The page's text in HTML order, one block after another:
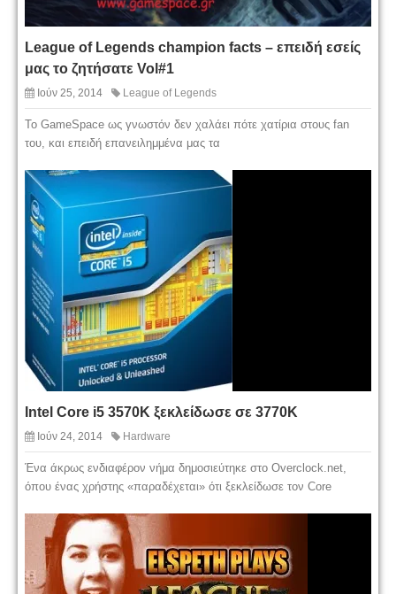
League of Legends champion facts – επειδή εσείς
μας το ζητήσατε Vol#1
Ιούν 25, 2014 League of Legends
Το GameSpace ως γνωστόν δεν χαλάει πότε χατίρια στους fan
του, και επειδή επανειλημμένα μας τα
Intel Core i5 3570K ξεκλείδωσε σε 3770K
Ιούν 24, 2014 Hardware
Ένα άκρως ενδιαφέρον νήμα δημοσιεύτηκε στο Overclock.net,
όπου ένας χρήστης «παραδέχεται» ότι ξεκλείδωσε τον Core